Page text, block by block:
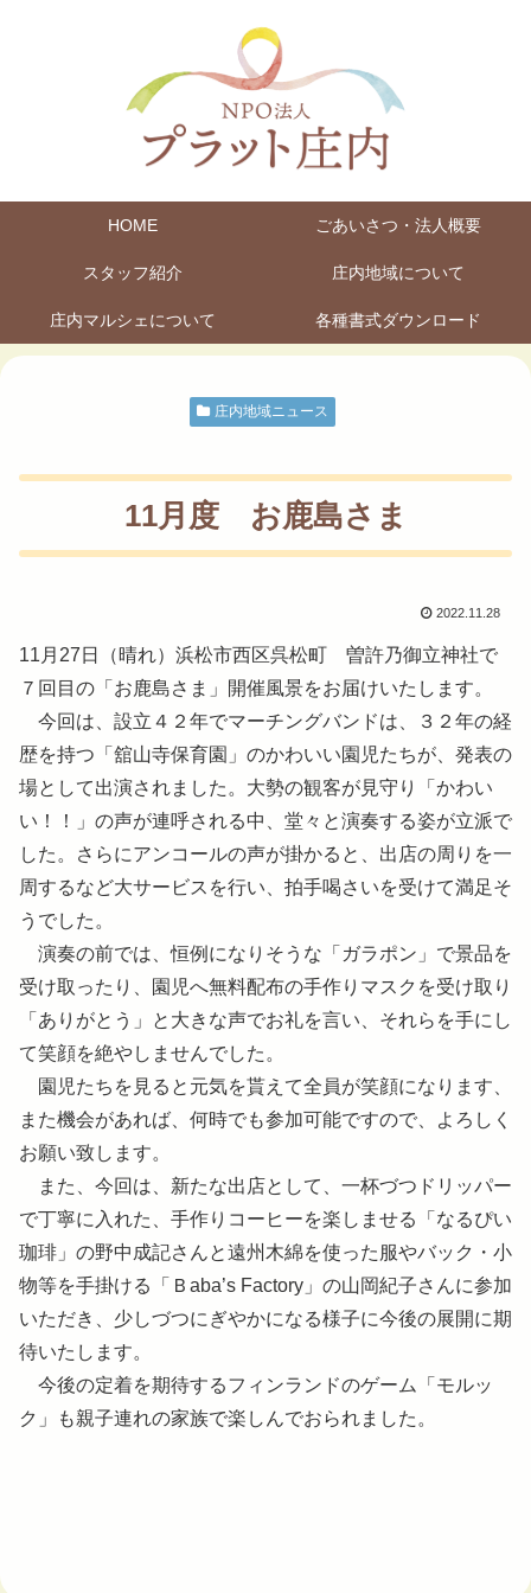
HOME ごあいさつ・法人概要
スタッフ紹介 庄内地域について
庄内マルシェについて 各種書式ダウンロード
庄内地域ニュース
11月度 お鹿島さま
2022.11.28
11月27日（晴れ）浜松市西区呉松町 曽許乃御立神社で
７回目の「お鹿島さま」開催風景をお届けいたします。
今回は、設立４２年でマーチングバンドは、３２年の経
歴を持つ「舘山寺保育園」のかわいい園児たちが、発表の
場として出演されました。大勢の観客が見守り「かわい
い！！」の声が連呼される中、堂々と演奏する姿が立派で
した。さらにアンコールの声が掛かると、出店の周りを一
周するなど大サービスを行い、拍手喝さいを受けて満足そ
うでした。
演奏の前では、恒例になりそうな「ガラポン」で景品を
受け取ったり、園児へ無料配布の手作りマスクを受け取り
「ありがとう」と大きな声でお礼を言い、それらを手にし
て笑顔を絶やしませんでした。
園児たちを見ると元気を貰えて全員が笑顔になります、
また機会があれば、何時でも参加可能ですので、よろしく
お願い致します。
また、今回は、新たな出店として、一杯づつドリッパー
で丁寧に入れた、手作りコーヒーを楽しませる「なるぴい
珈琲」の野中成記さんと遠州木綿を使った服やバック・小
物等を手掛ける「Ｂaba’s Factory」の山岡紀子さんに参加
いただき、少しづつにぎやかになる様子に今後の展開に期
待いたします。
今後の定着を期待するフィンランドのゲーム「モルッ
ク」も親子連れの家族で楽しんでおられました。